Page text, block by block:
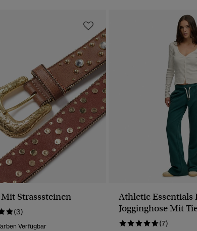
Strasssteinen
(3)
Verfügbar
Athletic Essentials
Jogginghose Mit
(7)